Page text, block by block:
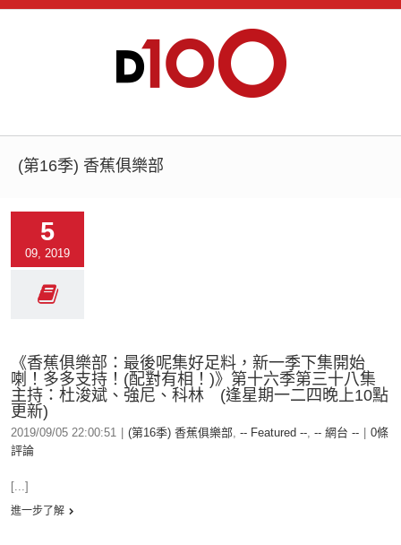
(第16季) 香蕉俱樂部
5
09, 2019
《香蕉俱樂部：最後呢集好足料，新一季下集開始
喇！多多支持！(配對有相！)》第十六季第三十八集
主持：杜浚斌、強尼、科林 (逢星期一二四晚上10點
更新)
2019/09/05 22:00:51 (第16季) 香蕉俱樂部, -- Featured --, -- 網台 --
0條
評論
[...]
進一步了解